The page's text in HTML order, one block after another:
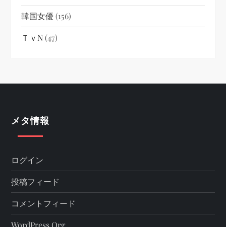
韓国女優(156)
ＴｖN(47)
メタ情報
ログイン
投稿フィード
コメントフィード
WordPress.org